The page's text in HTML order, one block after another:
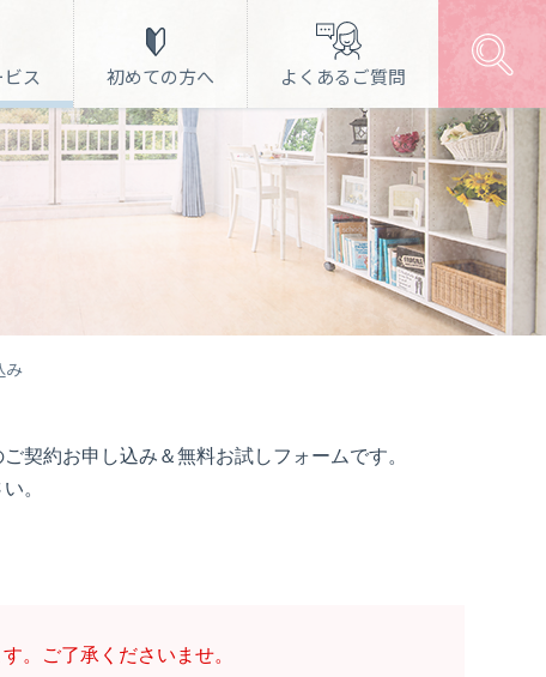
ス
ハウスクリーニング シロアリ対策
福祉用具レンタル
初めての方へ よくあるご質問
み
契約お申し込み＆無料お試しフォームです。
。
。ご了承くださいませ。